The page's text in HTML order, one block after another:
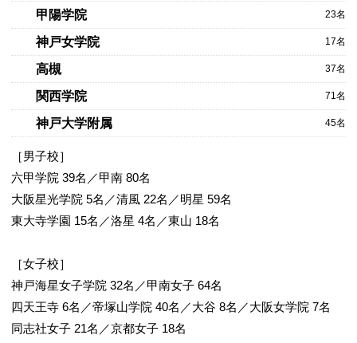
甲陽学院 23名
神戸女学院 17名
高槻 37名
関西学院 71名
神戸大学附属 45名
［男子校］
六甲学院 39名／甲南 80名
大阪星光学院 5名／清風 22名／明星 59名
東大寺学園 15名／洛星 4名／東山 18名
［女子校］
神戸海星女子学院 32名／甲南女子 64名
四天王寺 6名／帝塚山学院 40名／大谷 8名／大阪女学院 7名
同志社女子 21名／京都女子 18名